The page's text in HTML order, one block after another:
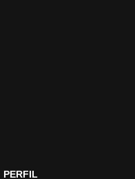
PERFIL